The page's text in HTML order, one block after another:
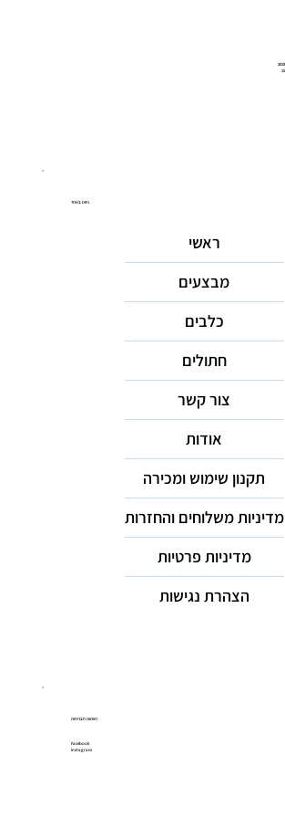
ניווט באתר
ראשי
מבצעים
כלבים
חתולים
צור קשר
אודות
תקנון שימוש ומכירה
מדיניות משלוחים והחזרות
מדיניות פרטיות
הצהרת נגישות
רשתות חברתיות
Facebook
Instagram